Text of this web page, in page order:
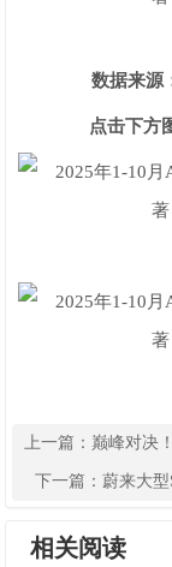
数据来源
点击下方
上一篇： 巅峰对决
下一篇： 蔚来大
相关阅读